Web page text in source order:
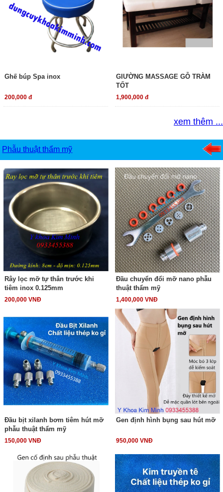
Ghế búp Spa inox
200,000 đ
GIƯỜNG MASSAGE GỖ TRÀM
TỐT
1,900,000 đ
xem thêm ...
Phẫu thuật thẩm mỹ
Rây lọc mỡ tự thân trước khi
tiêm inox 0.125mm
200,000 VNĐ
Đầu chuyển đổi mỡ nano phẫu
thuật thẩm mỹ
1,400,000 VNĐ
Đầu bịt xilanh bơm tiêm hút mỡ
phẫu thuật thẩm mỹ
150,000 VNĐ
Gen định hình bụng sau hút mỡ
950,000 VNĐ